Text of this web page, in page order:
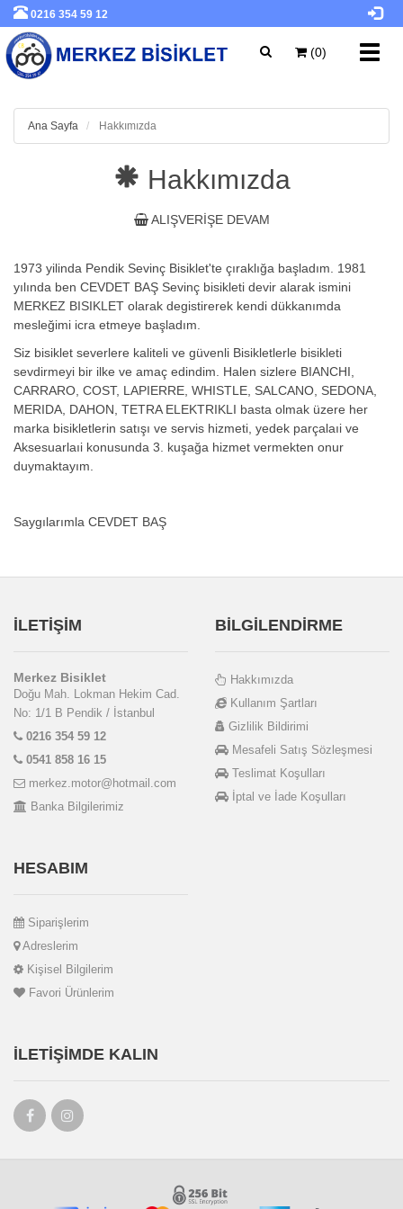
0216 354 59 12
(0)
Ana Sayfa Hakkımızda
Hakkımızda
ALIŞVERIŞE DEVAM
1973 yilinda Pendik Sevinç Bisiklet'te çıraklığa başladım. 1981
yılında ben CEVDET BAŞ Sevinç bisikleti devir alarak ismini
MERKEZ BISIKLET olarak degistirerek kendi dükkanımda
mesleğimi icra etmeye başladım.
Siz bisiklet severlere kaliteli ve güvenli Bisikletlerle bisikleti
sevdirmeyi bir ilke ve amaç edindim. Halen sizlere BIANCHI,
CARRARO, COST, LAPIERRE, WHISTLE, SALCANO, SEDONA,
MERIDA, DAHON, TETRA ELEKTRIKLI basta olmak üzere her
marka bisikletlerin satışı ve servis hizmeti, yedek parçalaıi ve
Aksesuarlaıi konusunda 3. kuşağa hizmet vermekten onur
duymaktayım.
Saygılarımla CEVDET BAŞ
İLETİŞİM
Merkez Bisiklet
Doğu Mah. Lokman Hekim Cad.
No: 1/1 B Pendik / İstanbul
0216 354 59 12
0541 858 16 15
merkez.motor@hotmail.com
Banka Bilgilerimiz
BİLGİLENDİRME
Hakkımızda
Kullanım Şartları
Gizlilik Bildirimi
Mesafeli Satış Sözleşmesi
Teslimat Koşulları
İptal ve İade Koşulları
HESABIM
Siparişlerim
Adreslerim
Kişisel Bilgilerim
Favori Ürünlerim
İLETIŞIMDE KALIN